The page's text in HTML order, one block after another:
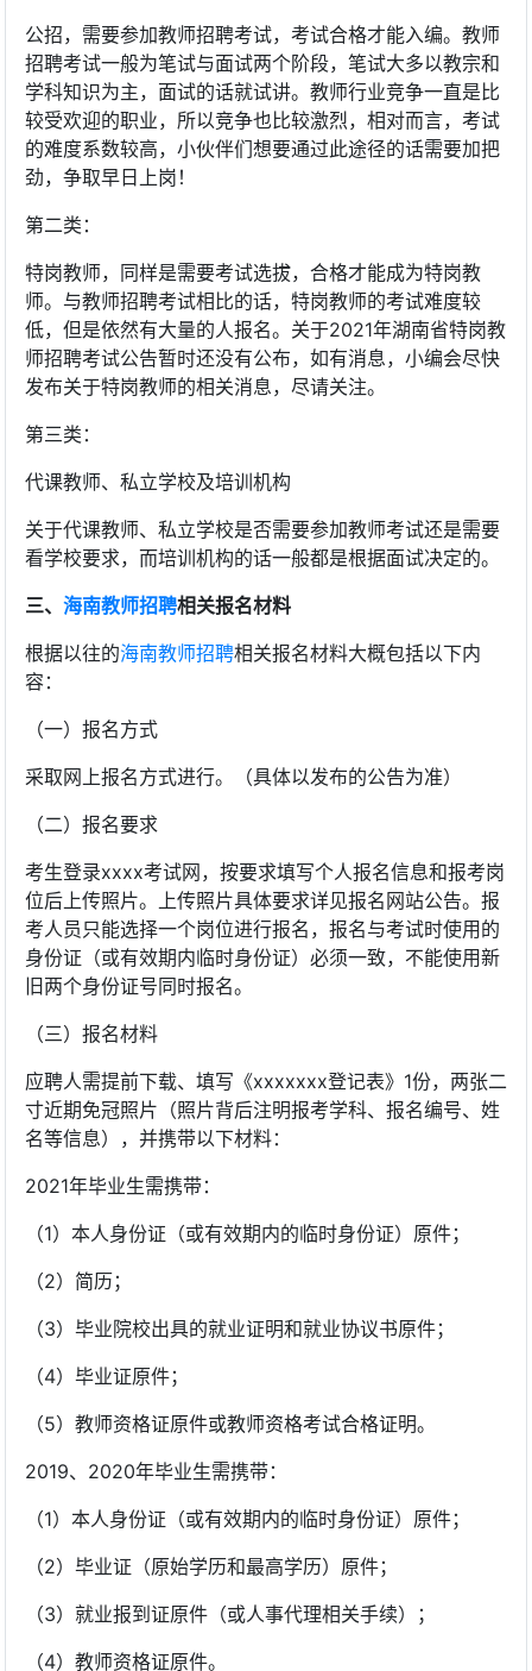
公招，需要参加教师招聘考试，考试合格才能入编。教师
招聘考试一般为笔试与面试两个阶段，笔试大多以教宗和
学科知识为主，面试的话就试讲。教师行业竞争一直是比
较受欢迎的职业，所以竞争也比较激烈，相对而言，考试
的难度系数较高，小伙伴们想要通过此途径的话需要加把
劲，争取早日上岗！
第二类：
特岗教师，同样是需要考试选拔，合格才能成为特岗教
师。与教师招聘考试相比的话，特岗教师的考试难度较
低，但是依然有大量的人报名。关于2021年湖南省特岗教
师招聘考试公告暂时还没有公布，如有消息，小编会尽快
发布关于特岗教师的相关消息，尽请关注。
第三类：
代课教师、私立学校及培训机构
关于代课教师、私立学校是否需要参加教师考试还是需要
看学校要求，而培训机构的话一般都是根据面试决定的。
三、 海南教师招聘相关报名材料
根据以往的海南教师招聘相关报名材料大概包括以下内
容：
（一）报名方式
采取网上报名方式进行。（具体以发布的公告为准）
（二）报名要求
考生登录xxxx考试网，按要求填写个人报名信息和报考岗
位后上传照片。上传照片具体要求详见报名网站公告。报
考人员只能选择一个岗位进行报名，报名与考试时使用的
身份证（或有效期内临时身份证）必须一致，不能使用新
旧两个身份证号同时报名。
（三）报名材料
应聘人需提前下载、填写《xxxxxxx登记表》1份，两张二
寸近期免冠照片（照片背后注明报考学科、报名编号、姓
名等信息），并携带以下材料：
2021年毕业生需携带：
（1）本人身份证（或有效期内的临时身份证）原件；
（2）简历；
（3）毕业院校出具的就业证明和就业协议书原件；
（4）毕业证原件；
（5）教师资格证原件或教师资格考试合格证明。
2019、2020年毕业生需携带：
（1）本人身份证（或有效期内的临时身份证）原件；
（2）毕业证（原始学历和最高学历）原件；
（3）就业报到证原件（或人事代理相关手续）；
（4）教师资格证原件。